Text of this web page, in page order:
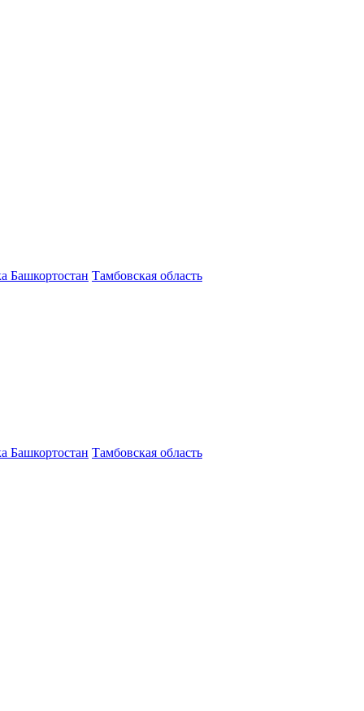
Башкортостан Тамбовская область
Башкортостан Тамбовская область